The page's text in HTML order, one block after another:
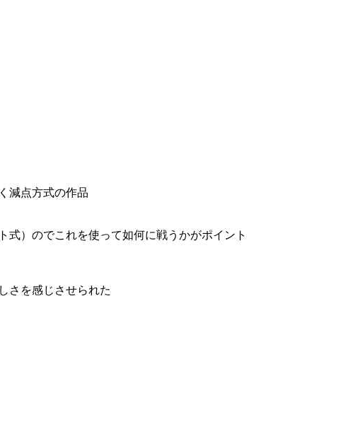
減点方式の作品
式）のでこれを使って如何に戦うかがポイント
さを感じさせられた